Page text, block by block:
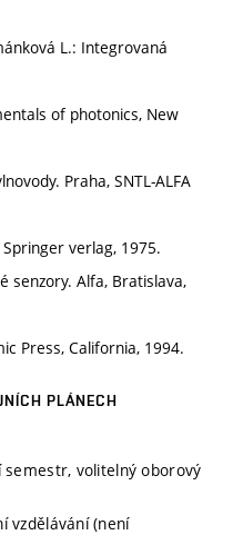
L.: Integrovaná
of photonics, New
Praha, SNTL-ALFA
verlag, 1975.
senzory. Alfa, Bratislava,
Press, California, 1994.
PLÁNECH
volitelný oborový
vzdělávání (není